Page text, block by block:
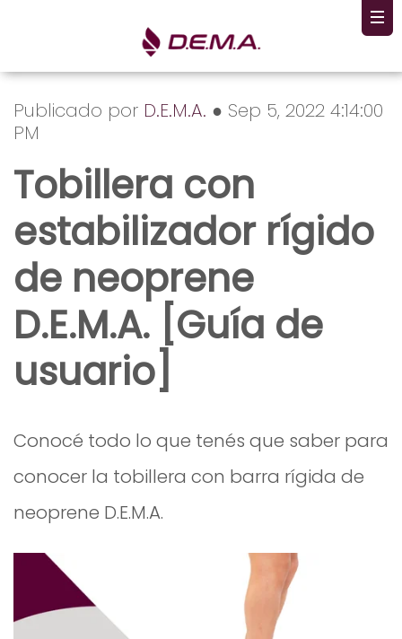
Publicado por D.E.M.A. ● Sep 5, 2022 4:14:00
PM
Tobillera con
estabilizador rígido
de neoprene
D.E.M.A. [Guía de
usuario]
Conocé todo lo que tenés que saber para
conocer la tobillera con barra rígida de
neoprene D.E.M.A.